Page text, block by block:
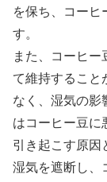
を保ち、コーヒ
す。
また、コーヒー
て維持すること
なく、湿気の影
はコーヒー豆に
引き起こす原因
湿気を遮断し、